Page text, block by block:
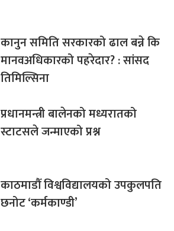
कानुन समिति सरकारको ढाल बन्ने कि
मानवअधिकारको पहरेदार? : सांसद
तिमिल्सिना
प्रधानमन्त्री बालेनको मध्यरातको
स्टाटसले जन्माएको प्रश्न
काठमाडौँ विश्वविद्यालयको उपकुलपति
छनोट ‘कर्मकाण्डी’